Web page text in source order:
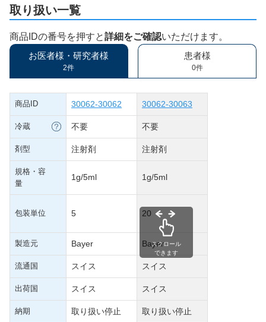
取り扱い一覧
商品IDの番号を押すと詳細をご確認いただけます。
お医者様・研究者様
2件
患者様
0件
商品ID 30062-30062 30062-30063
冷蔵 不要 不要
剤型 注射剤 注射剤
規格・容
量
1g/5ml 1g/5ml
包装単位 5 20
製造元 Bayer Bayer
流通国 スイス スイス
出荷国 スイス スイス
納期 取り扱い停止 取り扱い停止
スクロール
できます